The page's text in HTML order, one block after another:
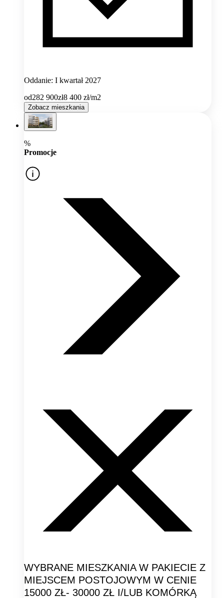
Oddanie: I kwartał 2027
od282 900zł8 400 zł/m2
Zobacz mieszkania
%
Promocje
WYBRANE MIESZKANIA W PAKIECIE Z
MIEJSCEM POSTOJOWYM W CENIE
15000 ZŁ- 30000 ZŁ I/LUB KOMÓRKĄ